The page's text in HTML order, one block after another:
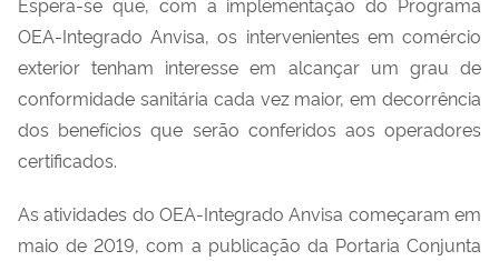
OEA-Integrado Anvisa, os intervenientes em comércio
exterior tenham interesse em alcançar um grau de
conformidade sanitária cada vez maior, em decorrência
dos benefícios que serão conferidos aos operadores
certificados.
As atividades do OEA-Integrado Anvisa começaram em
maio de 2019, com a publicação da Portaria Conjunta